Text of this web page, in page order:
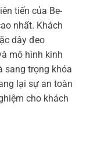
tiến của Be-
nhất. Khách
dây đeo
mô hình kinh
sang trọng khóa
lại sự an toàn
cho khách